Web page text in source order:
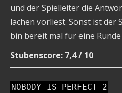
und der Spielleiter die
lachen vorliest. Sonst ist der
bin bereit mal für eine
Stubenscore: 7,4 / 10
NOBODY IS PERFECT 2